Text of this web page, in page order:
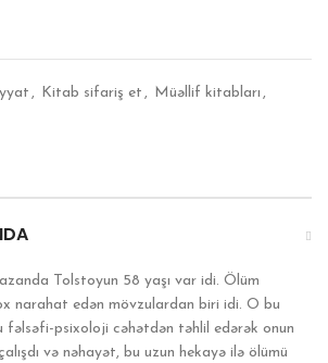
, Kitab sifariş et , Müəllif kitabları ,
Tolstoyun 58 yaşı var idi. Ölüm
narahat edən mövzulardan biri idi. O bu
fəlsəfi-psixoloji cəhətdən təhlil edərək onun
və nəhayət, bu uzun hekayə ilə ölümü